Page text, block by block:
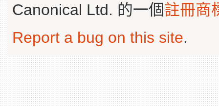
Canonical Ltd. 的一個註冊商
Report a bug on this site.